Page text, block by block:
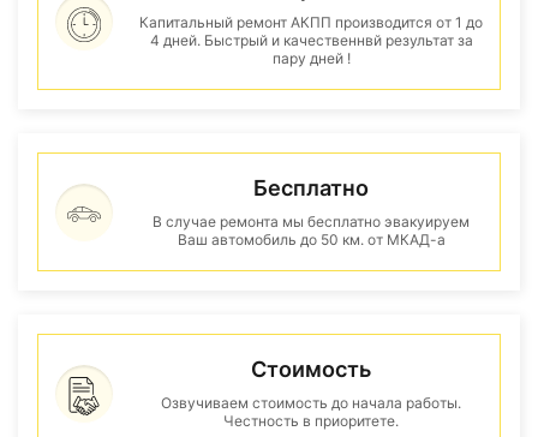
Капитальный ремонт АКПП производится от 1 до
4 дней. Быстрый и качественнвй результат за
пару дней !
Бесплатно
В случае ремонта мы бесплатно эвакуируем
Ваш автомобиль до 50 км. от МКАД-а
Стоимость
Озвучиваем стоимость до начала работы.
Честность в приоритете.